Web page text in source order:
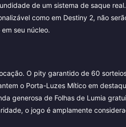
de um sistema de saque
como em Destiny 2, não
seu núcleo.
O pity garantido de 60
o Porta-Luzes Mítico em
generosa de Folhas de Lumia
o jogo é amplamente